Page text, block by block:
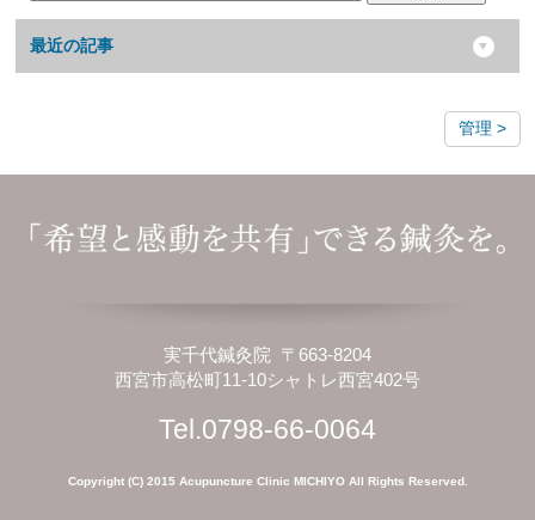
最近の記事
管理
実千代鍼灸院 〒663-8204
西宮市高松町11-10シャトレ西宮402号
Tel.0798-66-0064
Copyright (C) 2015 Acupuncture Clinic MICHIYO All Rights Reserved.